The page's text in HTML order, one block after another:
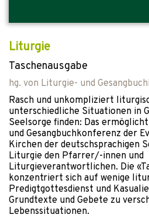
Liturgie
Taschenausgabe
hg. von Liturgie- und
Rasch und unkompliziert
unterschiedliche Situationen in
Seelsorge finden: Das
und Gesangbuchkonferenz der
Kirchen der deutschsprachigen
Liturgie den Pfarrer/-innen und
Liturgieverantwortlichen. Die
konzentriert sich auf wenige
Predigtgottesdienst und
Grundtexte und Gebete zu
Lebenssituationen.